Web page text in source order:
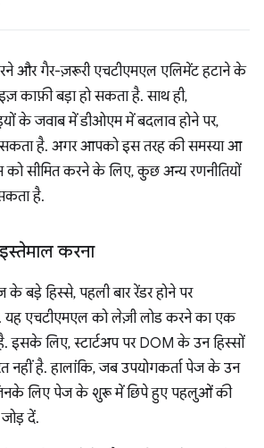
और गैर-ज़रूरी एचटीएमएल एलिमेंट हटाने के
काफ़ी बड़ा हो सकता है. साथ ही,
के जवाब में डीओएम में बदलाव होने पर,
सकता है. अगर आपको इस तरह की समस्या आ
को सीमित करने के लिए, कुछ अन्य रणनीतियों
है.
करना
बड़े हिस्से, पहली बार रेंडर होने पर
यह एचटीएमएल को लेज़ी लोड करने का एक
इसके लिए, स्टार्टअप पर DOM के उन हिस्सों
नहीं है. हालांकि, जब उपयोगकर्ता पेज के उन
लिए पेज के शुरू में छिपे हुए पहलुओं की
दें.